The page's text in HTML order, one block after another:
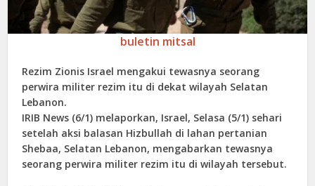
buletin mitsal
Rezim Zionis Israel mengakui tewasnya seorang
perwira militer rezim itu di dekat wilayah Selatan
Lebanon.
IRIB News (6/1) melaporkan, Israel, Selasa (5/1) sehari
setelah aksi balasan Hizbullah di lahan pertanian
Shebaa, Selatan Lebanon, mengabarkan tewasnya
seorang perwira militer rezim itu di wilayah tersebut.